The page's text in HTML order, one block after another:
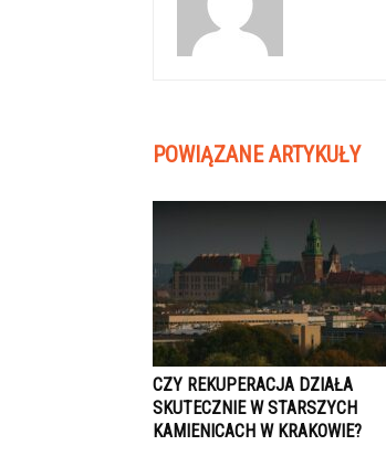
POWIĄZANE ARTYKUŁY
CZY REKUPERACJA DZIAŁA
SKUTECZNIE W STARSZYCH
KAMIENICACH W KRAKOWIE?